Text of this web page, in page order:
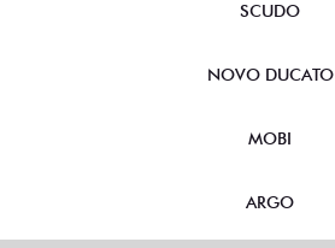
SCUDO
NOVO DUCATO
MOBI
ARGO